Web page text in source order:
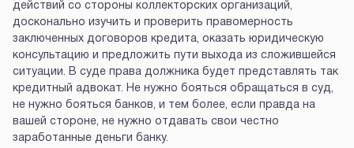
действий со стороны коллекторских организаций,
досконально изучить и проверить правомерность
заключенных договоров кредита, оказать юридическую
консультацию и предложить пути выхода из сложившейся
ситуации. В суде права должника будет представлять так
кредитный адвокат. Не нужно бояться обращаться в суд,
не нужно бояться банков, и тем более, если правда на
вашей стороне, не нужно отдавать свои честно
заработанные деньги банку.